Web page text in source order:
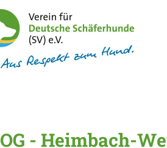
OG - Heimbach-